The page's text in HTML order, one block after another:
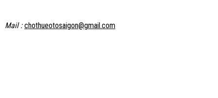
Mail : chothueotosaigon@gmail.com